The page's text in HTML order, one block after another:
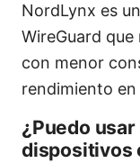
NordLynx es
WireGuard
con menor
rendimiento
¿Puedo
dispositivos